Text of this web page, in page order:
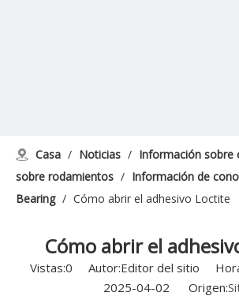
Casa / Noticias / Información sobre
sobre rodamientos / Información de
Bearing / Cómo abrir el adhesivo Loctite
Cómo abrir el
Vistas:0 Autor:Editor del sitio Hora
2025-04-02 Origen: